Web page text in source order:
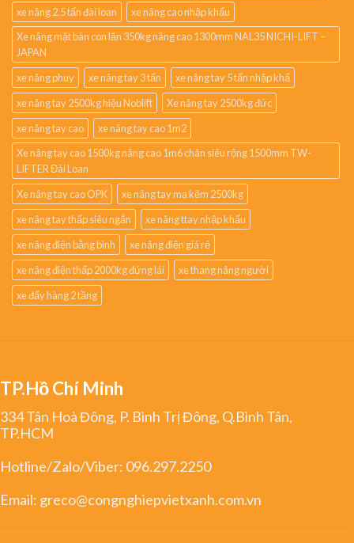
xe nâng 2.5 tấn đài loan
xe nâng cao nhập khẩu
Xe nâng mặt bàn con lăn 350kg nâng cao 1300mm NAL35 NICHI-LIFT –
JAPAN
xe nâng phuy
xe nâng tay 3 tấn
xe nâng tay 5 tấn nhập khẩ
xe nâng tay 2500kg hiệu Noblift
Xe nâng tay 2500kg đức
xe nâng tay cao
xe nâng tay cao 1m2
Xe nâng tay cao 1500kg nâng cao 1m6 chân siêu rộng 1500mm TW-
LIFTER Đài Loan
Xe nâng tay cao OPK
xe nâng tay mạ kẽm 2500kg
xe nâng tay thấp siêu ngắn
xe nâng ttay nhập khẩu
xe nâng điện bằng bình
xe nâng điện giá rẻ
xe nâng điện thấp 2000kg đứng lái
xe thang nâng người
xe đẩy hàng 2 tầng
TP.Hồ Chí Minh
334 Tân Hoà Đông, P. Bình Trị Đông, Q.Bình Tân,
TP.HCM
Hotline/Zalo/Viber: 096.297.2250
Email: greco@congnghiepvietxanh.com.vn